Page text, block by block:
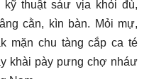
thuật sáư vịa khỏi đù,
cằn, kìn bàn. Mỏi mự,
mặn chu tàng cắp ca té
khài pày pưng chợ nháư